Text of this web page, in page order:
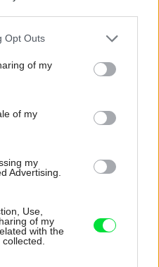
uses one or more Google
behaviour. You may click to
and its third-party tags to
purposes in below Google
Opt Outs
of my
of my
my
Advertising.
Use,
of my
with the
umiestnenia
umiestnené pri priečke
spania. Aby bola šírka
nočný stolík má iba
uspokojiť s poličkou v
priestoru môže
v dostatočnej
Do dolnej časti pod